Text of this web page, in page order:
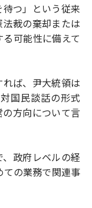
つ」という従来
裁の棄却または
可能性に備えて
ば、尹大統領は
国民談話の形式
方向について言
政府レベルの経
の業務で関連事